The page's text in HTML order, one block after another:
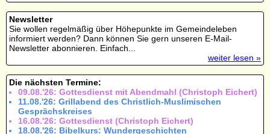
Newsletter
Sie wollen regelmäßig über Höhepunkte im Gemeindeleben
informiert werden? Dann können Sie gern unseren E-Mail-
Newsletter abonnieren. Einfach...
weiter lesen »
Die nächsten Termine:
09.08.'26: Gottesdienst mit Abendmahl (Christoph Eichert)
11.08.'26: Grillabend des Christlich-Muslimischen
Gesprächskreises
16.08.'26: Gottesdienst (Christoph Eichert)
18.08.'26: Bibelkurs: Wundergeschichten